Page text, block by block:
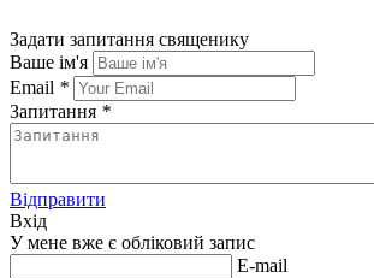
Задати запитання священику
Ваше ім'я
Email *
Запитання *
Відправити
Вхід
У мене вже є обліковий запис
E-mail